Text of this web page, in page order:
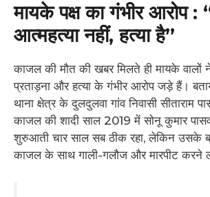
मायके पक्ष का गंभीर आरोप :
आत्महत्या नहीं, हत्या है”
काजल की मौत की खबर मिलते ही मायके वालों
प्रताड़ना और हत्या के गंभीर आरोप जड़े हैं।
थाना क्षेत्र के दुलदुलवा गांव निवासी सीताराम
काजल की शादी साल 2019 में सोनू कुमार
शुरुआती चार साल सब ठीक रहा, लेकिन उसके
काजल के साथ गाली-गलौज और मारपीट करने